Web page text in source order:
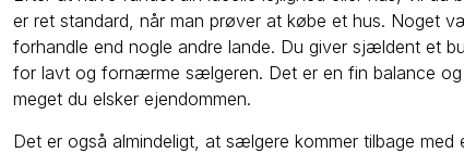
er ret standard, når man prøver at købe et hus. Noget
forhandle end nogle andre lande. Du giver sjældent et
for lavt og fornærme sælgeren. Det er en fin balance
meget du elsker ejendommen.
Det er også almindeligt, at sælgere kommer tilbage